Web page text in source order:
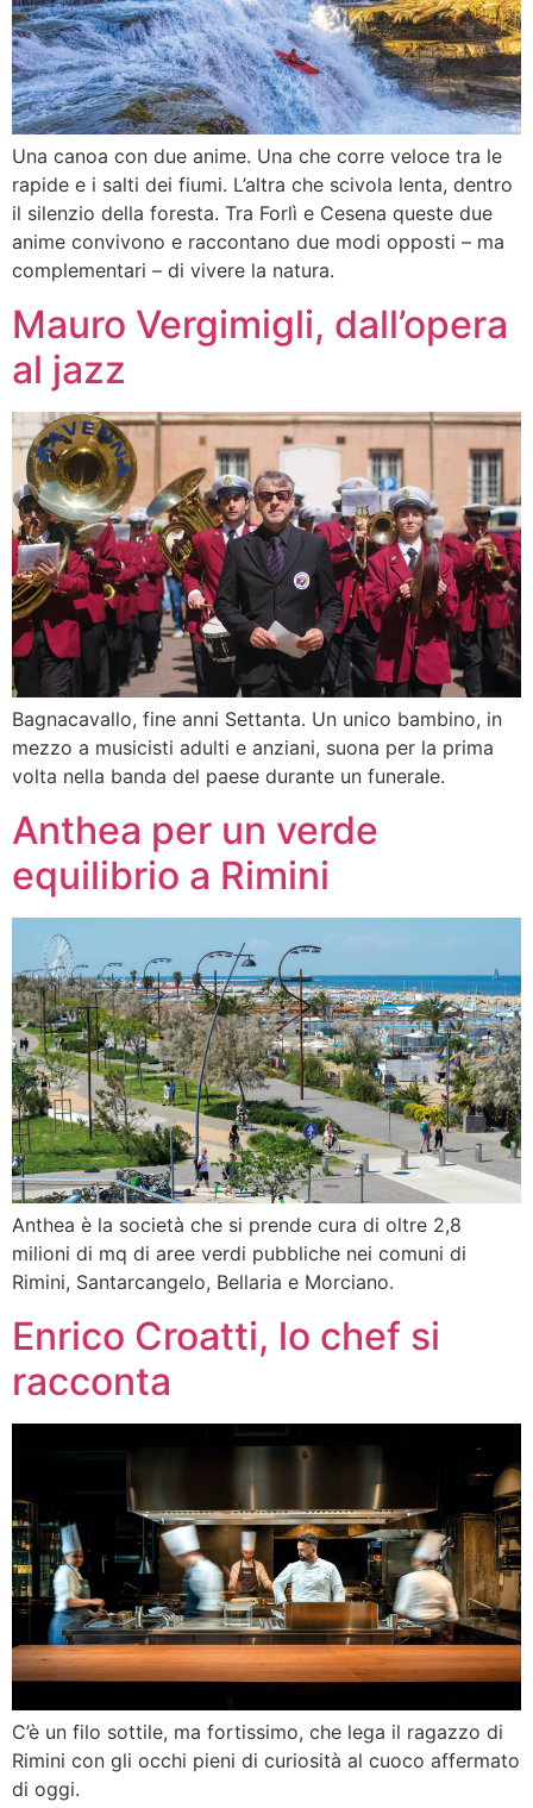
Una canoa con due anime. Una che corre veloce tra le
rapide e i salti dei fiumi. L’altra che scivola lenta, dentro
il silenzio della foresta. Tra Forlì e Cesena queste due
anime convivono e raccontano due modi opposti – ma
complementari – di vivere la natura.
Mauro Vergimigli, dall’opera
al jazz
Bagnacavallo, fine anni Settanta. Un unico bambino, in
mezzo a musicisti adulti e anziani, suona per la prima
volta nella banda del paese durante un funerale.
Anthea per un verde
equilibrio a Rimini
Anthea è la società che si prende cura di oltre 2,8
milioni di mq di aree verdi pubbliche nei comuni di
Rimini, Santarcangelo, Bellaria e Morciano.
Enrico Croatti, lo chef si
racconta
C’è un filo sottile, ma fortissimo, che lega il ragazzo di
Rimini con gli occhi pieni di curiosità al cuoco affermato
di oggi.